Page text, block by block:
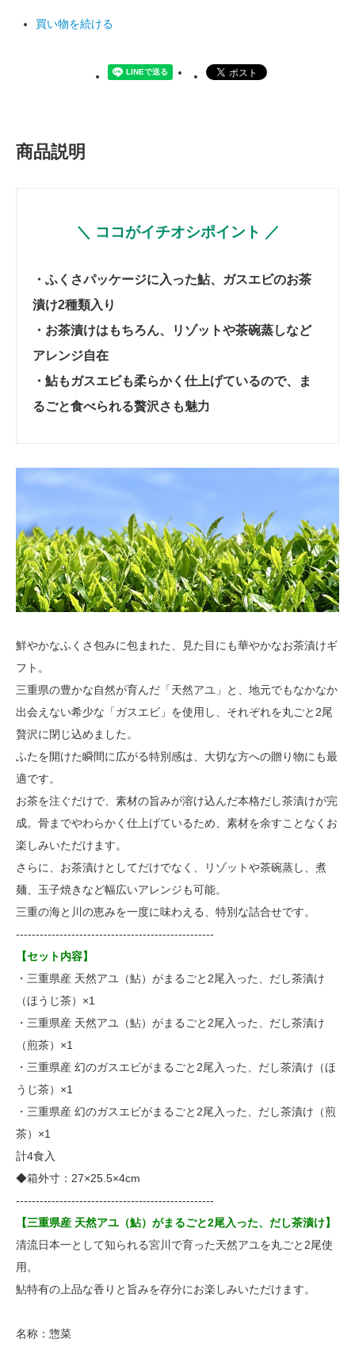
買い物を続ける
商品説明
＼ ココがイチオシポイント ／
・ふくさパッケージに入った鮎、ガスエビのお茶
漬け2種類入り
・お茶漬けはもちろん、リゾットや茶碗蒸しなど
アレンジ自在
・鮎もガスエビも柔らかく仕上げているので、ま
るごと食べられる贅沢さも魅力
鮮やかなふくさ包みに包まれた、見た目にも華やかなお茶漬けギ
フト。
三重県の豊かな自然が育んだ「天然アユ」と、地元でもなかなか
出会えない希少な「ガスエビ」を使用し、それぞれを丸ごと2尾
贅沢に閉じ込めました。
ふたを開けた瞬間に広がる特別感は、大切な方への贈り物にも最
適です。
お茶を注ぐだけで、素材の旨みが溶け込んだ本格だし茶漬けが完
成。骨までやわらかく仕上げているため、素材を余すことなくお
楽しみいただけます。
さらに、お茶漬けとしてだけでなく、リゾットや茶碗蒸し、煮
麺、玉子焼きなど幅広いアレンジも可能。
三重の海と川の恵みを一度に味わえる、特別な詰合せです。
--------------------------------------------------
【セット内容】
・三重県産 天然アユ（鮎）がまるごと2尾入った、だし茶漬け
（ほうじ茶）×1
・三重県産 天然アユ（鮎）がまるごと2尾入った、だし茶漬け
（煎茶）×1
・三重県産 幻のガスエビがまるごと2尾入った、だし茶漬け（ほ
うじ茶）×1
・三重県産 幻のガスエビがまるごと2尾入った、だし茶漬け（煎
茶）×1
計4食入
◆箱外寸：27×25.5×4cm
--------------------------------------------------
【三重県産 天然アユ（鮎）がまるごと2尾入った、だし茶漬け】
清流日本一として知られる宮川で育った天然アユを丸ごと2尾使
用。
鮎特有の上品な香りと旨みを存分にお楽しみいただけます。
名称：惣菜